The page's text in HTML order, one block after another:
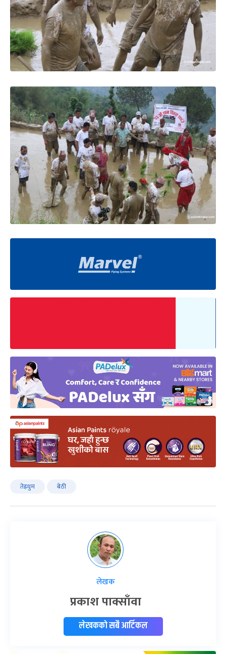
तेह्रथुम बेठी
लेखक
प्रकाश पाक्साँवा
लेखकको सबै आर्टिकल